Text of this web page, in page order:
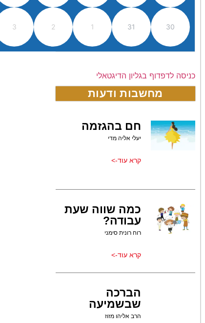
30
31
1
2
3
כניסה לדפדוף בגליון הדיגטאלי
מחשבות ודעות
חם בהגזמה
יעלי אליה מדי
קרא עוד->
כמה שווה שעת
עבודה?
רוח רונית סימני
קרא עוד->
הברכה
שבשמיעה
הרב אליהו מזוז